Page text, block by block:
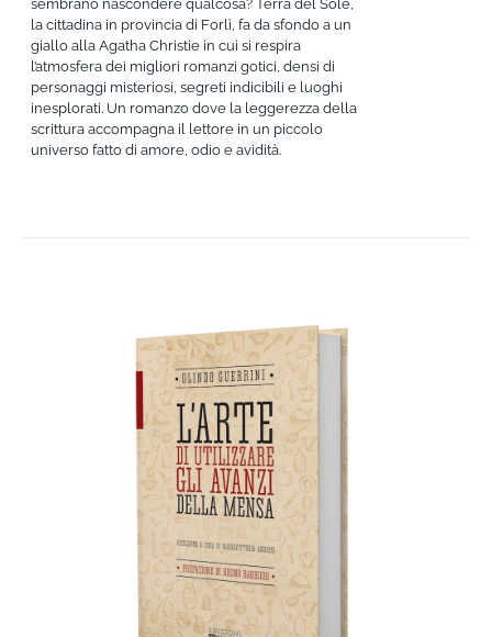
sembrano nascondere qualcosa? Terra del Sole,
la cittadina in provincia di Forlì, fa da sfondo a un
giallo alla Agatha Christie in cui si respira
l’atmosfera dei migliori romanzi gotici, densi di
personaggi misteriosi, segreti indicibili e luoghi
inesplorati. Un romanzo dove la leggerezza della
scrittura accompagna il lettore in un piccolo
universo fatto di amore, odio e avidità.
AGGIUNGI AL CARRELLO /